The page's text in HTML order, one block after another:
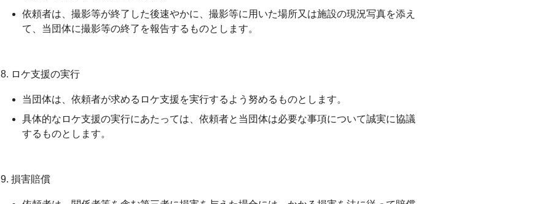
依頼者は、撮影等が終了した後速やかに、撮影等に用いた場所又は施設の現況写真を添え
て、当団体に撮影等の終了を報告するものとします。
8. ロケ支援の実行
当団体は、依頼者が求めるロケ支援を実行するよう努めるものとします。
具体的なロケ支援の実行にあたっては、依頼者と当団体は必要な事項について誠実に協議
するものとします。
9. 損害賠償